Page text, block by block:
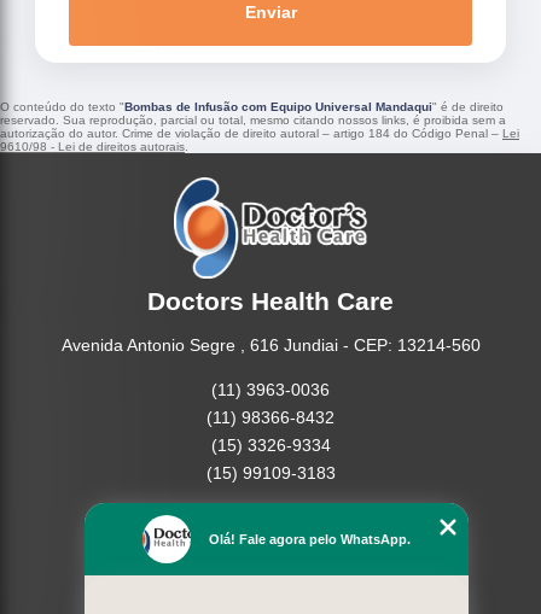
Enviar
O conteúdo do texto "Bombas de Infusão com Equipo Universal Mandaqui" é de direito
reservado. Sua reprodução, parcial ou total, mesmo citando nossos links, é proibida sem a
autorização do autor. Crime de violação de direito autoral – artigo 184 do Código Penal – Lei
9610/98 - Lei de direitos autorais
Doctors Health Care
Avenida Antonio Segre , 616 Jundiai - CEP: 13214-560
(11) 3963-0036
(11) 98366-8432
(15) 3326-9334
(15) 99109-3183
Empresa
Missão
Olá! Fale agora pelo WhatsApp.